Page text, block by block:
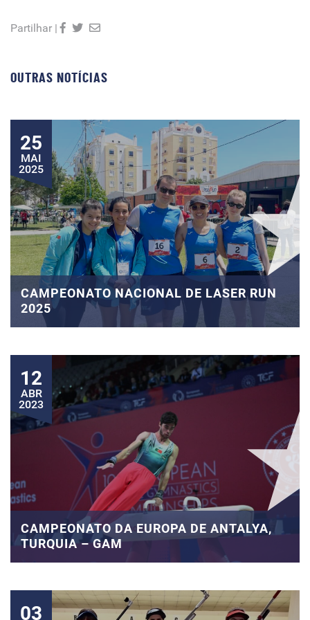
Partilhar |
OUTRAS NOTÍCIAS
25
MAI
2025
CAMPEONATO NACIONAL DE LASER RUN
2025
12
ABR
2023
CAMPEONATO DA EUROPA DE ANTALYA,
TURQUIA – GAM
03